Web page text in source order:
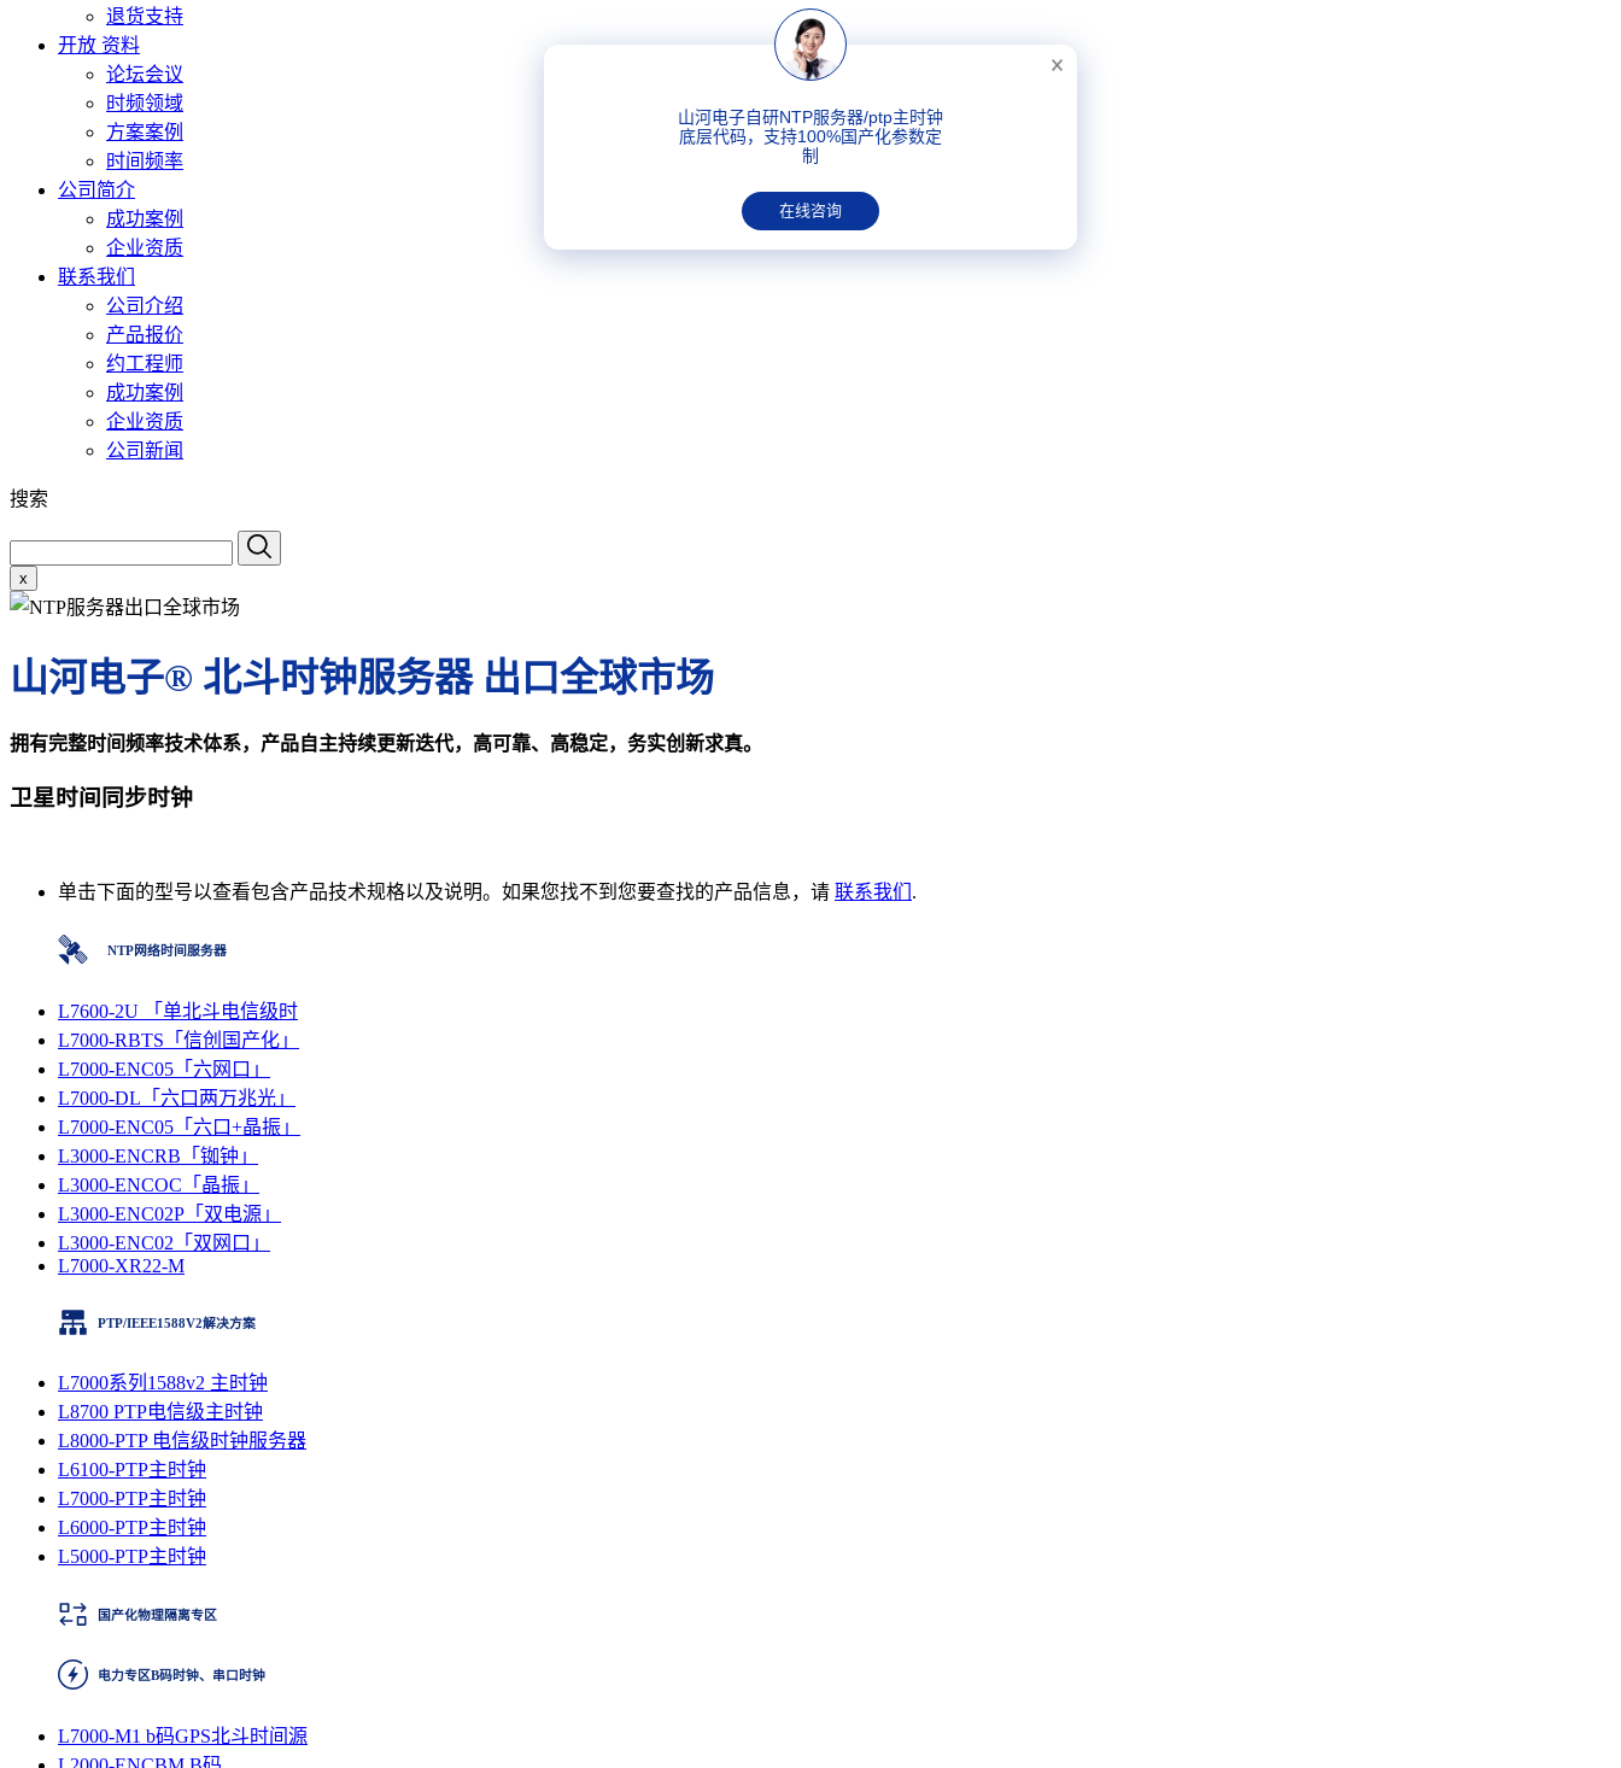
退货支持
开放 资料
论坛会议
时频领域
方案案例
时间频率
公司简介
成功案例
企业资质
联系我们
公司介绍
产品报价
约工程师
成功案例
企业资质
公司新闻
搜索
x
山河电子® 北斗时钟服务器 出口全球市场
拥有完整时间频率技术体系，产品自主持续更新迭代，高可靠、高稳定，务实创新求真。
卫星时间同步时钟
单击下面的型号以查看包含产品技术规格以及说明。如果您找不到您要查找的产品信息，请 联系我们 .
NTP网络时间服务器
L7600-2U 「单北斗电信级时
L7000-RBTS「信创国产化」
L7000-ENC05「六网口」
L7000-DL「六口两万兆光」
L7000-ENC05「六口+晶振」
L3000-ENCRB「铷钟」
L3000-ENCOC「晶振」
L3000-ENC02P「双电源」
L3000-ENC02「双网口」
L7000-XR22-M
PTP/IEEE1588V2解决方案
L7000系列1588v2 主时钟
L8700 PTP电信级主时钟
L8000-PTP 电信级时钟服务器
L6100-PTP主时钟
L7000-PTP主时钟
L6000-PTP主时钟
L5000-PTP主时钟
国产化物理隔离专区
电力专区B码时钟、串口时钟
L7000-M1 b码GPS北斗时间源
山河电子自研NTP服务器/ptp主时钟
底层代码，支持100%国产化参数定
制
在线咨询